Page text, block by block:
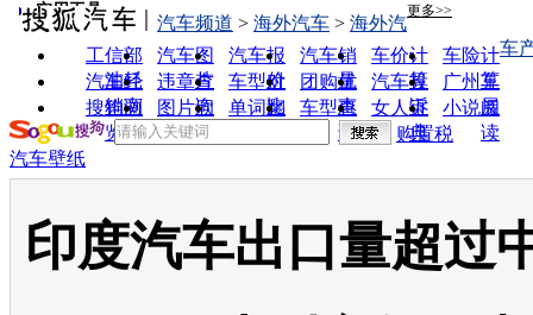
实用工具 更多>>
工信部
油耗
汽车图
片
汽车报
价
汽车销
量
车价计
算
车险计
算
汽车经
销商
违章查
询
车型对
比
团购优
惠
汽车投
诉
广州车
展
搜狗浏
览器
图片欣
赏
单词翻
车型查
询
女人宝
典
小说阅
读
汽车频道 > 海外汽车 > 海外汽
车
购置税
汽车壁纸
印度汽车出口量超过